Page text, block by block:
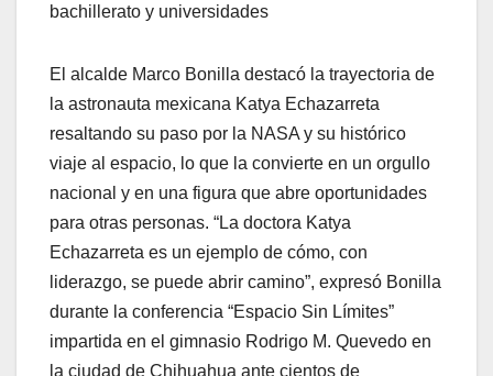
bachillerato y universidades
El alcalde Marco Bonilla destacó la trayectoria de
la astronauta mexicana Katya Echazarreta
resaltando su paso por la NASA y su histórico
viaje al espacio, lo que la convierte en un orgullo
nacional y en una figura que abre oportunidades
para otras personas. “La doctora Katya
Echazarreta es un ejemplo de cómo, con
liderazgo, se puede abrir camino”, expresó Bonilla
durante la conferencia “Espacio Sin Límites”
impartida en el gimnasio Rodrigo M. Quevedo en
la ciudad de Chihuahua ante cientos de